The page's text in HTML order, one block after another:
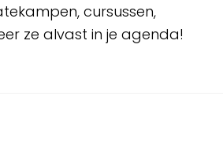
cursussen,
ze alvast in je agenda!